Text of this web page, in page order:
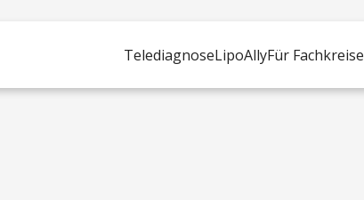
TelediagnoseLipoAllyFür Fachkreise